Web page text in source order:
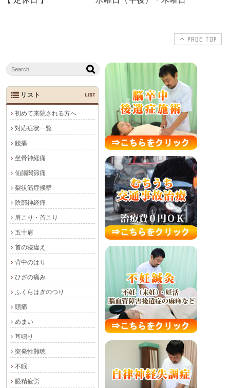
PAGE TOP
リスト LIST
初めて来院される方へ
対応症状一覧
腰痛
坐骨神経痛
仙腸関節痛
梨状筋症候群
陰部神経痛
肩こり・首こり
五十肩
首の寝違え
背中のはり
ひざの痛み
ふくらはぎのつり
頭痛
めまい
耳鳴り
突発性難聴
不眠
眼精疲労